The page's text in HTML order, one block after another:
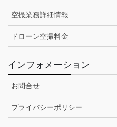
空撮業務詳細情報
ドローン空撮料金
インフォメーション
お問合せ
プライバシーポリシー